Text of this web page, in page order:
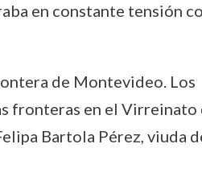
en constante tensión
de Montevideo. Los
fronteras en el Virreinato
Bartola Pérez, viuda